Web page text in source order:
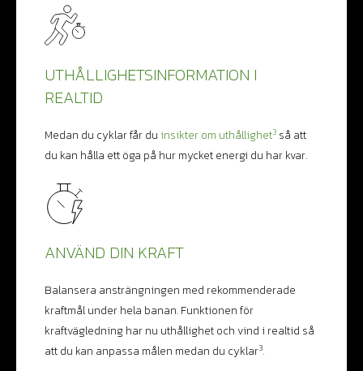
UTHÅLLIGHETS­INFORMATION I
REALTID
Medan du cyklar får du insikter om uthållighet3 så att
du kan hålla ett öga på hur mycket energi du har kvar.
ANVÄND DIN KRAFT
Balansera ansträngningen med rekommenderade
kraftmål under hela banan. Funktionen för
kraftvägledning har nu uthållighet och vind i realtid så
att du kan anpassa målen medan du cyklar3.